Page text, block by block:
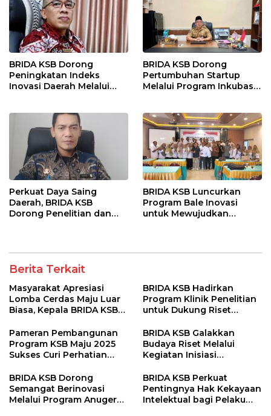
BRIDA KSB Dorong
Peningkatan Indeks
Inovasi Daerah Melalui
BRIDA KSB Dorong
Pertumbuhan Startup
Melalui Program Inkubasi
Perkuat Daya Saing
Daerah, BRIDA KSB
Dorong Penelitian dan
BRIDA KSB Luncurkan
Program Bale Inovasi
untuk Mewujudkan
Berita Terkait
Masyarakat Apresiasi
Lomba Cerdas Maju Luar
Biasa, Kepala BRIDA KSB
Penguatan Kapasitas
Desa
BRIDA KSB Hadirkan
Program Klinik Penelitian
untuk Dukung Riset
Pameran Pembangunan
Program KSB Maju 2025
Sukses Curi Perhatian
BRIDA KSB Galakkan
Budaya Riset Melalui
Kegiatan Inisiasi
BRIDA KSB Dorong
Semangat Berinovasi
Melalui Program Anugerah
BRIDA KSB Perkuat
Pentingnya Hak Kekayaan
Intelektual bagi Pelaku